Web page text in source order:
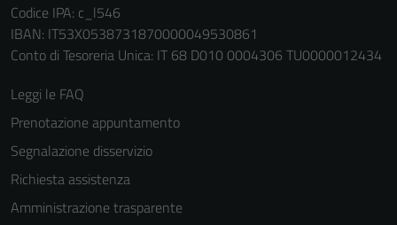
Codice IPA: c_l546
IBAN: IT53X0538731870000049530861
Conto di Tesoreria Unica: IT 68 D010 0004306 TU0000012434
Leggi le FAQ
Prenotazione appuntamento
Segnalazione disservizio
Richiesta assistenza
Amministrazione trasparente